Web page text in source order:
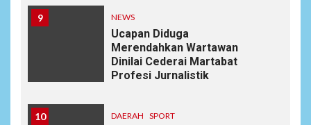
9 NEWS
Ucapan Diduga
Merendahkan Wartawan
Dinilai Cederai Martabat
Profesi Jurnalistik
10 DAERAH SPORT